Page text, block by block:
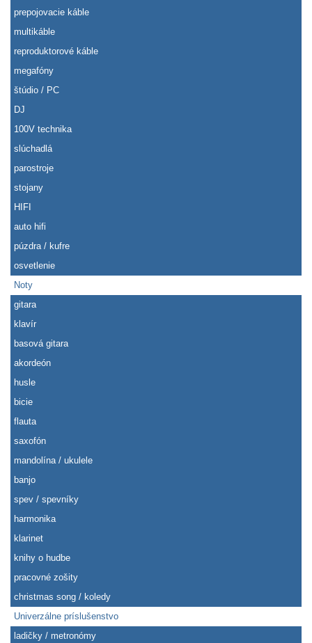
prepojovacie káble
multikáble
reproduktorové káble
megafóny
štúdio / PC
DJ
100V technika
slúchadlá
parostroje
stojany
HIFI
auto hifi
púzdra / kufre
osvetlenie
Noty
gitara
klavír
basová gitara
akordeón
husle
bicie
flauta
saxofón
mandolína / ukulele
banjo
spev / spevníky
harmonika
klarinet
knihy o hudbe
pracovné zošity
christmas song / koledy
Univerzálne príslušenstvo
ladičky / metronómy